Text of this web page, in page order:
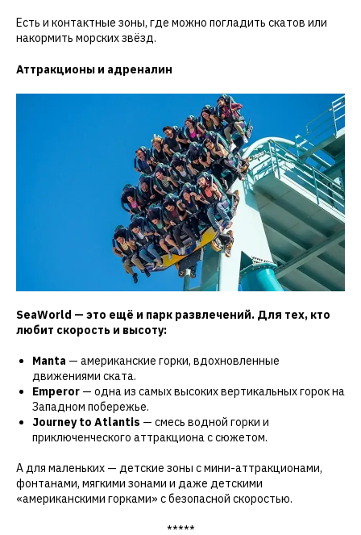
Есть и контактные зоны, где можно погладить скатов или
накормить морских звёзд.
Аттракционы и адреналин
SeaWorld — это ещё и парк развлечений. Для тех, кто
любит скорость и высоту:
Manta — американские горки, вдохновленные
движениями ската.
Emperor — одна из самых высоких вертикальных горок на
Западном побережье.
Journey to Atlantis — смесь водной горки и
приключенческого аттракциона с сюжетом.
А для маленьких — детские зоны с мини-аттракционами,
фонтанами, мягкими зонами и даже детскими
«американскими горками» с безопасной скоростью.
*****